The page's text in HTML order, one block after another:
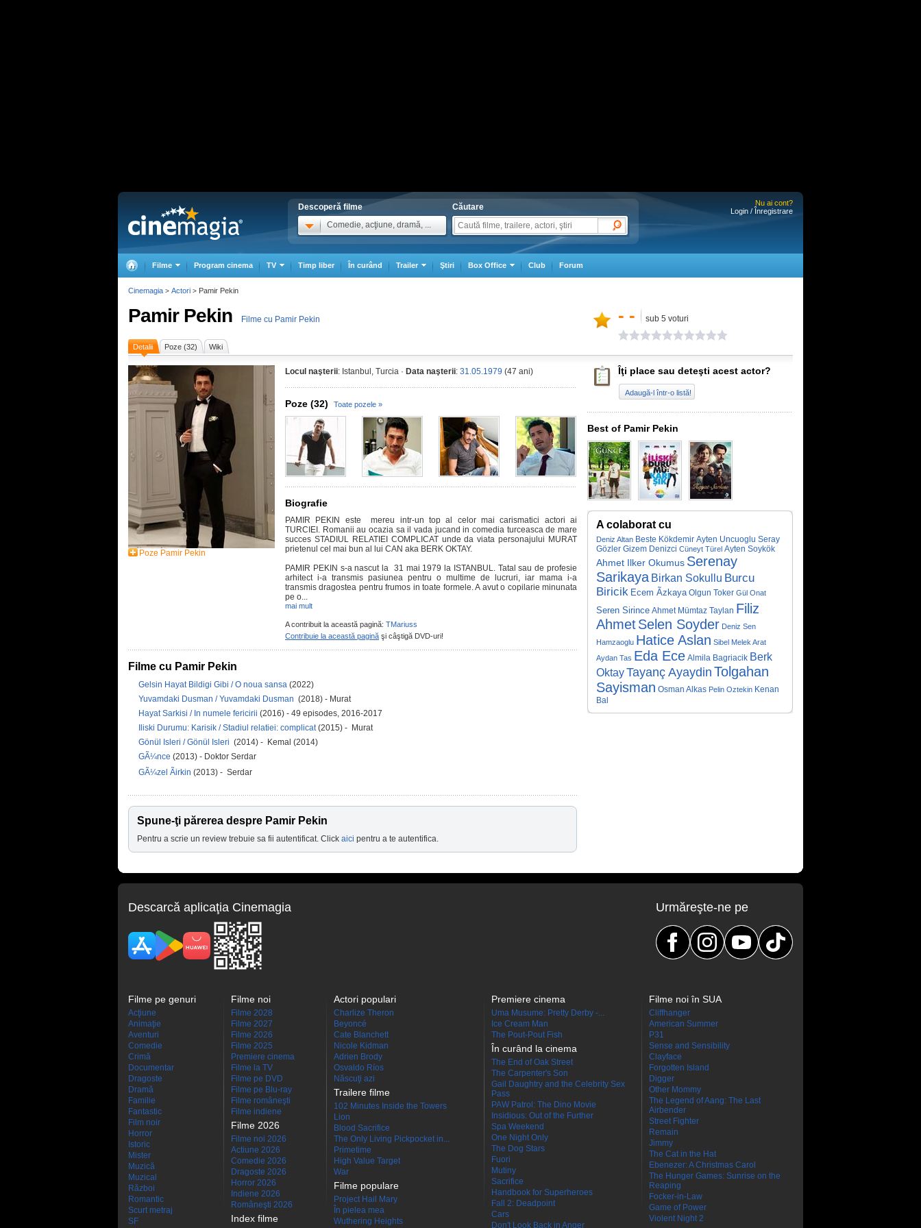
Descoperă filme
Comedie, acţiune, dramă, ...
Căutare
Nu ai cont?
Login / Înregistrare
Filme Program cinema TV Timp liber În curând Trailer Ştiri Box Office Club Forum
Pamir Pekin Filme cu Pamir Pekin - - sub 5 voturi
Detalii Poze (32) Wiki
Poze Pamir Pekin
Locul naşterii: Istanbul, Turcia · Data naşterii: 31.05.1979 (47 ani)
Poze (32) Toate pozele »
Biografie
PAMIR PEKIN este mereu intr-un top al celor mai carismatici actori ai
TURCIEI. Romanii au ocazia sa il vada jucand in comedia turceasca de mare
succes STADIUL RELATIEI COMPLICAT unde da viata personajului MURAT
prietenul cel mai bun al lui CAN aka BERK OKTAY.
PAMIR PEKIN s-a nascut la 31 mai 1979 la ISTANBUL. Tatal sau de profesie
arhitect i-a transmis pasiunea pentru o multime de lucruri, iar mama i-a
transmis dragostea pentru frumos in toate formele. A avut o copilarie minunata
pe o...
mai mult
A contribuit la această pagină: TMariuss
Contribuie la această pagină şi câştigă DVD-uri!
Filme cu Pamir Pekin
Gelsin Hayat Bildigi Gibi / O noua sansa (2022)
Yuvamdaki Dusman / Yuvamdaki Dusman (2018) - Murat
Hayat Sarkisi / In numele fericirii (2016) - 49 episodes, 2016-2017
Iliski Durumu: Karisik / Stadiul relatiei: complicat(2015) - Murat
Gönül Isleri / Gönül Isleri (2014) - Kemal (2014)
GÃ¼nce (2013) - Doktor Serdar
GÃ¼zel Ãirkin (2013) - Serdar
Spune-ţi părerea despre Pamir Pekin
Pentru a scrie un review trebuie sa fii autentificat. Click aici pentru a te autentifica.
Îţi place sau deteşti acest actor?
Adaugă-l într-o listă!
Best of Pamir Pekin
A colaborat cu
Deniz Altan Beste Kökdemir Ayten Uncuoglu Seray
Gözler Gizem Denizci Cüneyt Türel Ayten Soykök
Ahmet Ilker Okumus Serenay
Sarikaya Birkan Sokullu Burcu
Biricik Ecem Ãzkaya Olgun Toker Gül Onat
Seren Sirince Ahmet Mümtaz Taylan Filiz
AhmetSelen Soyder Deniz Sen
Hamzaoglu Hatice Aslan Sibel Melek Arat
Aydan Tas Eda Ece Almila Bagriacik Berk
OktayTayanç Ayaydin Tolgahan
Sayisman Osman Alkas Pelin Oztekin Kenan
Bal
Cinemagia > Actori > Pamir Pekin
Descarcă aplicaţia Cinemagia Urmăreşte-ne pe
Filme pe genuri
Acţiune
Animaţie
Aventuri
Comedie
Crimă
Documentar
Dragoste
Dramă
Familie
Fantastic
Film noir
Horror
Istoric
Mister
Muzică
Muzical
Război
Romantic
Scurt metraj
SF
Filme noi
Filme 2028
Filme 2027
Filme 2026
Filme 2025
Premiere cinema
Filme la TV
Filme pe DVD
Filme pe Blu-ray
Filme româneşti
Filme indiene
Filme 2026
Filme noi 2026
Actiune 2026
Comedie 2026
Dragoste 2026
Horror 2026
Indiene 2026
Româneşti 2026
Index filme
Actori populari
Charlize Theron
Beyoncé
Cate Blanchett
Nicole Kidman
Adrien Brody
Osvaldo Ríos
Născuţi azi
Trailere filme
102 Minutes Inside the Towers
Lion
Blood Sacrifice
The Only Living Pickpocket in...
Primetime
High Value Target
War
Filme populare
Project Hail Mary
În pielea mea
Wuthering Heights
Premiere cinema
Uma Musume: Pretty Derby -...
Ice Cream Man
The Pout-Pout Fish
În curând la cinema
The End of Oak Street
The Carpenter's Son
Gail Daughtry and the Celebrity Sex
Pass
PAW Patrol: The Dino Movie
Insidious: Out of the Further
Spa Weekend
One Night Only
The Dog Stars
Fuori
Mutiny
Sacrifice
Handbook for Superheroes
Fall 2: Deadpoint
Cars
Don't Look Back in Anger
Filme noi în SUA
Cliffhanger
American Summer
P31
Sense and Sensibility
Clayface
Forgotten Island
Digger
Other Mommy
The Legend of Aang: The Last
Airbender
Street Fighter
Remain
Jimmy
The Cat in the Hat
Ebenezer: A Christmas Carol
The Hunger Games: Sunrise on the
Reaping
Focker-in-Law
Game of Power
Violent Night 2